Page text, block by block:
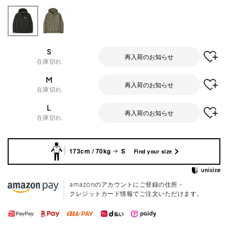
S
在庫切れ
再入荷のお知らせ
M
在庫切れ
再入荷のお知らせ
L
在庫切れ
再入荷のお知らせ
173cm / 70kg S Find your size
amazonのアカウントにご登録の住所・
クレジットカード情報でご注文いただけます。